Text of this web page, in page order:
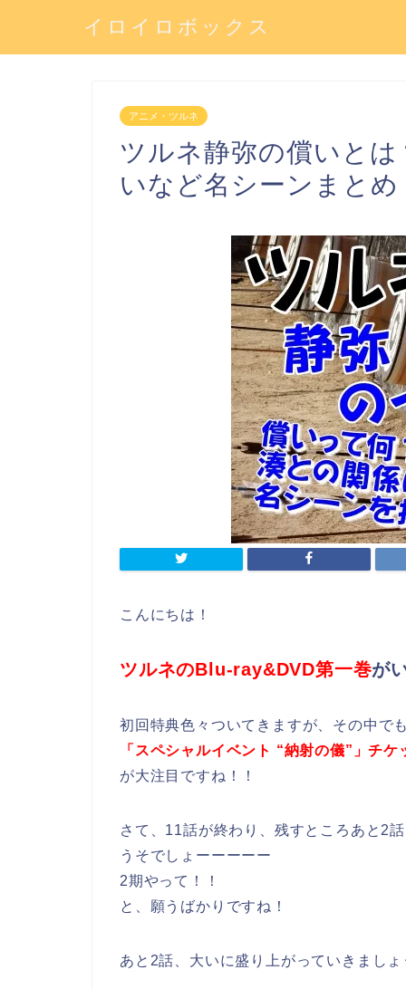
イロイロボックス
アニメ・ツルネ
ツルネ静弥の償いと
いなど名シーンまとめ
こんにちは！
ツルネのBlu-ray&DVD第一巻が
初回特典色々ついてきますが、その中で
「スペシャルイベント “納射の儀”」チ
が大注目ですね！！
さて、11話が終わり、残すところあと2
うそでしょーーーーー
2期やって！！
と、願うばかりですね！
あと2話、大いに盛り上がっていきましょ